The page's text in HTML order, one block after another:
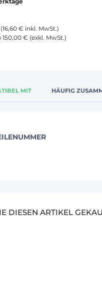
€ inkl. MwSt.)
150,00 € (exkl. MwSt.)
MIT HÄUFIG
DIESEN ARTIKEL